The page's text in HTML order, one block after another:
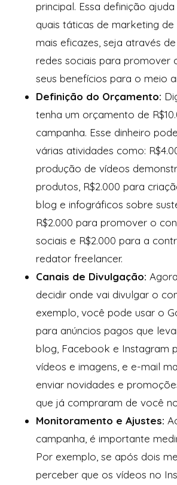
principal. Essa definição
quais táticas de marketing
mais eficazes, seja através
redes sociais para promover
seus benefícios para o meio
Definição do Orçamento:
tenha um orçamento de
campanha. Esse dinheiro
várias atividades como:
produção de vídeos
produtos, R$2.000 para
blog e infográficos sobre
R$2.000 para promover o
sociais e R$2.000 para a
redator freelancer.
Canais de Divulgação:
decidir onde vai divulgar o
exemplo, você pode usar o
para anúncios pagos que
blog, Facebook e Instagram
vídeos e imagens, e e-mail
enviar novidades e
que já compraram de você
Monitoramento e Ajustes:
campanha, é importante
Por exemplo, se após dois
perceber que os vídeos no